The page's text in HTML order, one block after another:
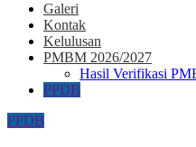
Galeri
Kontak
Kelulusan
PMBM 2026/2027
Hasil Verifikasi
PPDB
PPDB